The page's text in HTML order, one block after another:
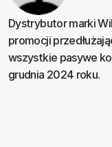
Dystrybutor marki
promocji
wszystkie pasywe
grudnia 2024 roku.